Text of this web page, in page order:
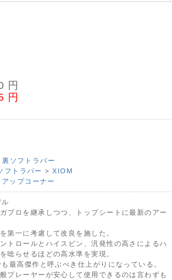
円
円
裏ソフトラバー
フトラバー > XIOM
ップコーナー
プロを継承しつつ、トップシートに最新のアー
第一に考慮して改良を施した。
トロールとハイスピン、汎発性の高さによるハ
唸らせるほどの高水準を実現。
最高傑作と呼ぶべき仕上がりになっている。
プレーヤーが安心して使用できるのは言わずも